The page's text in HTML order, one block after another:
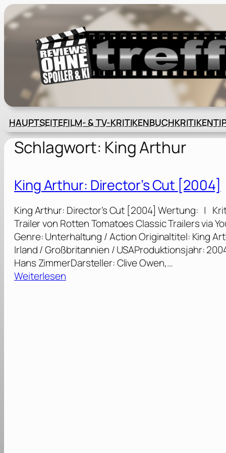
Zum
Inhalt
springen
HAUPTSEITEFILM- & TV-KRITIKENBUCHKRITIKEN
Schlagwort: King Arthur
King Arthur: Director’s Cut [2004]
King Arthur: Director’s Cut [2004] Wertung: |
Trailer von Rotten Tomatoes Classic Trailers via
Genre: Unterhaltung / Action Originaltitel: King
Irland / Großbritannien / USAProduktionsjahr:
Hans ZimmerDarsteller: Clive Owen,…
Weiterlesen: